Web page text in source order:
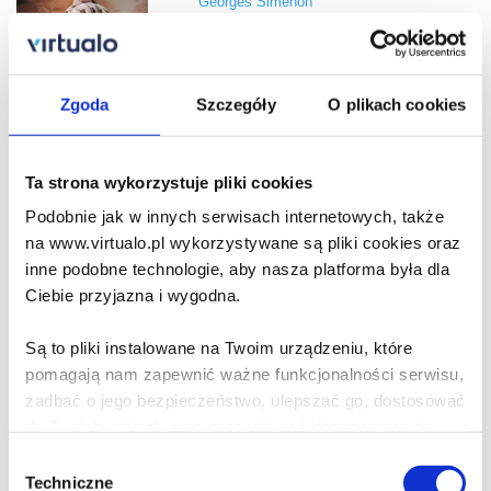
Zgoda Szczegóły O plikach cookies
Ta strona wykorzystuje pliki cookies
Podobnie jak w innych serwisach internetowych, także
na www.virtualo.pl wykorzystywane są pliki cookies oraz
inne podobne technologie, aby nasza platforma była dla
Ciebie przyjazna i wygodna.
Są to pliki instalowane na Twoim urządzeniu, które
pomagają nam zapewnić ważne funkcjonalności serwisu,
zadbać o jego bezpieczeństwo, ulepszać go, dostosować
zgody
Techniczne
19.99 zł
Igranie z duchami
Arthur Conan Doyle
Do koszyka Na prezent